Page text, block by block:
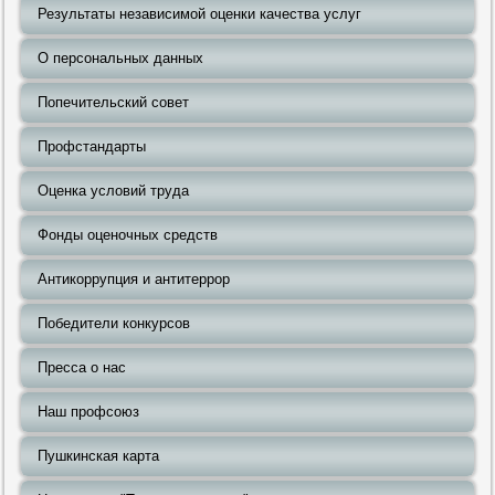
Результаты независимой оценки качества услуг
О персональных данных
Попечительский совет
Профстандарты
Оценка условий труда
Фонды оценочных средств
Антикоррупция и антитеррор
Победители конкурсов
Пресса о нас
Наш профсоюз
Пушкинская карта